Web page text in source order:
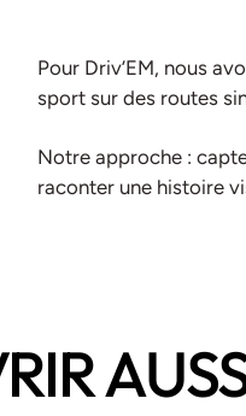
Pour Driv’EM, nous
sport sur des routes
Notre approche :
raconter une histoire